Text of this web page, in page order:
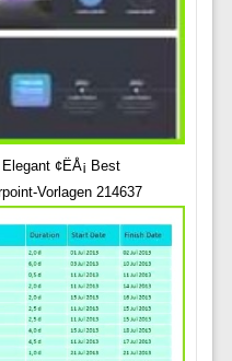
¢ËÅ¡ Best
Vorlagen 214637